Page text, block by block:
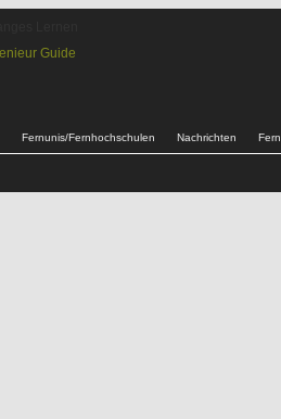
Fernunis/Fernhochschulen Nachrichten